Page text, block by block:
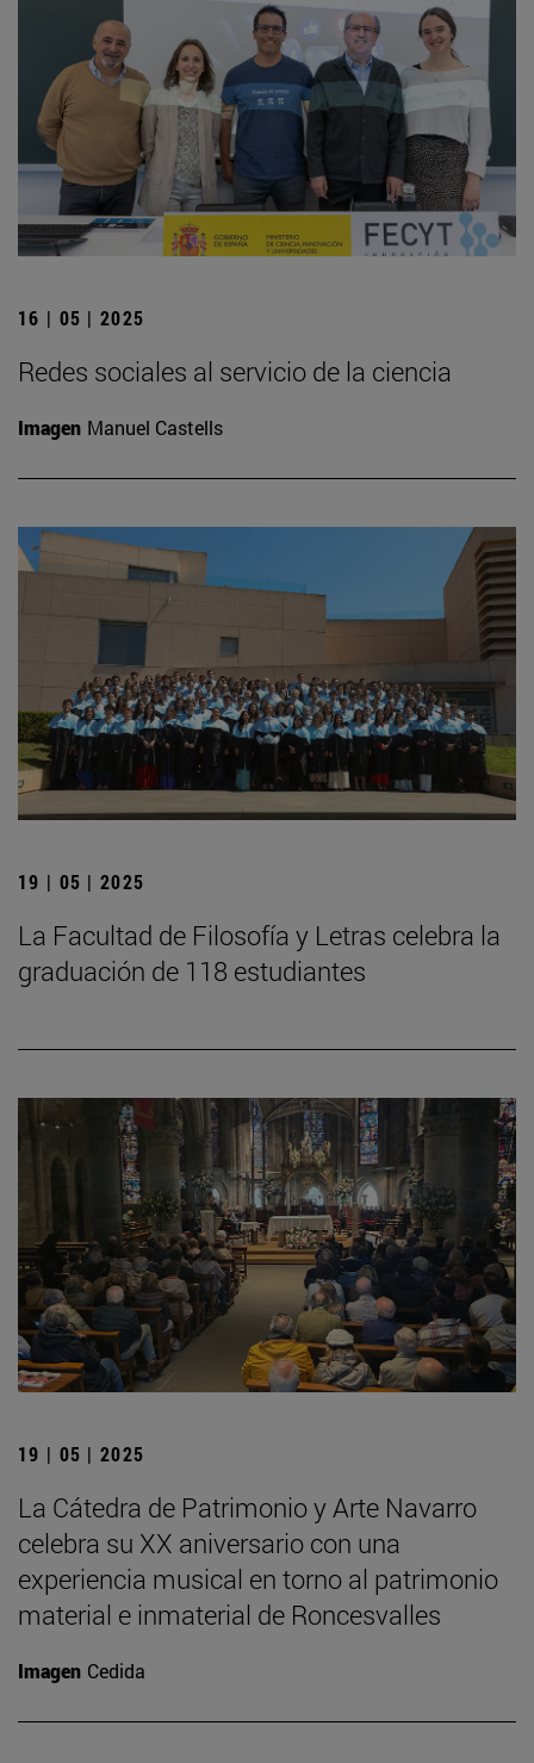
16 | 05 | 2025
Redes sociales al servicio de la ciencia
Imagen Manuel Castells
19 | 05 | 2025
La Facultad de Filosofía y Letras celebra la
graduación de 118 estudiantes
19 | 05 | 2025
La Cátedra de Patrimonio y Arte Navarro
celebra su XX aniversario con una
experiencia musical en torno al patrimonio
material e inmaterial de Roncesvalles
Imagen Cedida